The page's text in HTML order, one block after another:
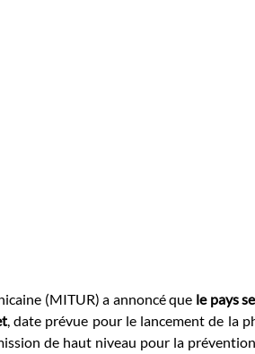
(MITUR) a annoncé que le pays
, date prévue pour le lancement de la
de haut niveau pour la